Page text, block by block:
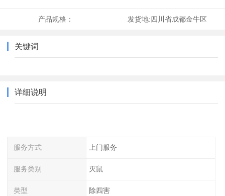
产品规格： 发货地:四川省成都金牛区
关键词
详细说明
服务方式 上门服务
服务类别 灭鼠
类型 除四害